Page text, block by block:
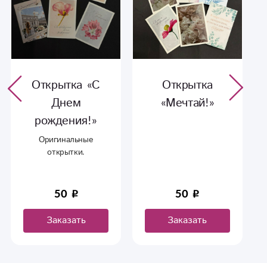
Открытка «С
Днем
рождения!»
Оригинальные
открытки.
50
Заказать
Открытка
«Мечтай!»
50
Заказать